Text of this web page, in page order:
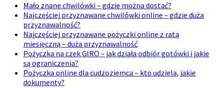
Mało znane chwilówki – gdzie można dostać?
Najczęściej przyznawane chwilówki online – gdzie duża
przyznawalność?
Najczęściej przyznawane pożyczki online z ratą
miesięczną – duża przyznawalność
Pożyczka na czek GIRO – jak działa odbiór gotówki i jakie
są ograniczenia?
Pożyczka online dla cudzoziemca – kto udziela, jakie
dokumenty?